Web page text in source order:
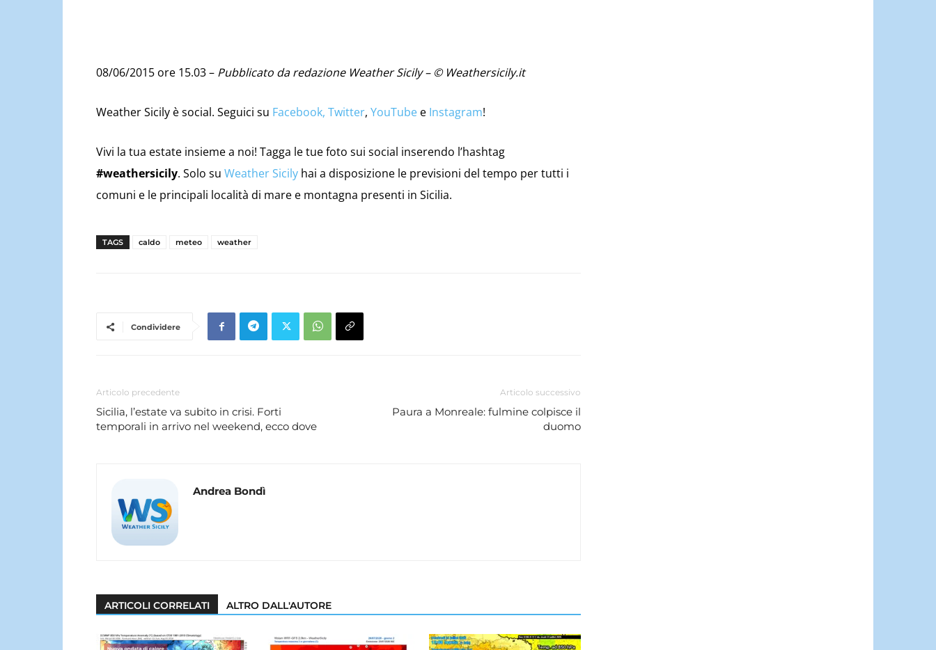
08/06/2015 ore 15.03 – Pubblicato da redazione Weather Sicily – © Weathersicily.it
Weather Sicily è social. Seguici su Facebook, Twitter, YouTube e Instagram!
Vivi la tua estate insieme a noi! Tagga le tue foto sui social inserendo l’hashtag
#weathersicily. Solo su Weather Sicily hai a disposizione le previsioni del tempo per tutti i
comuni e le principali località di mare e montagna presenti in Sicilia.
TAGS caldo meteo weather
Condividere
Articolo precedente
Sicilia, l’estate va subito in crisi. Forti
temporali in arrivo nel weekend, ecco dove
Articolo successivo
Paura a Monreale: fulmine colpisce il
duomo
Andrea Bondì
ARTICOLI CORRELATI ALTRO DALL'AUTORE